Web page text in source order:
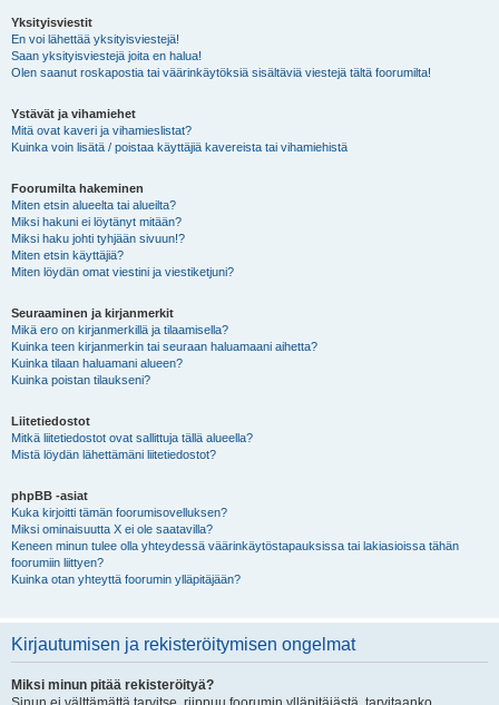
Yksityisviestit
En voi lähettää yksityisviestejä!
Saan yksityisviestejä joita en halua!
Olen saanut roskapostia tai väärinkäytöksiä sisältäviä viestejä tältä foorumilta!
Ystävät ja vihamiehet
Mitä ovat kaveri ja vihamieslistat?
Kuinka voin lisätä / poistaa käyttäjiä kavereista tai vihamiehistä
Foorumilta hakeminen
Miten etsin alueelta tai alueilta?
Miksi hakuni ei löytänyt mitään?
Miksi haku johti tyhjään sivuun!?
Miten etsin käyttäjiä?
Miten löydän omat viestini ja viestiketjuni?
Seuraaminen ja kirjanmerkit
Mikä ero on kirjanmerkillä ja tilaamisella?
Kuinka teen kirjanmerkin tai seuraan haluamaani aihetta?
Kuinka tilaan haluamani alueen?
Kuinka poistan tilaukseni?
Liitetiedostot
Mitkä liitetiedostot ovat sallittuja tällä alueella?
Mistä löydän lähettämäni liitetiedostot?
phpBB -asiat
Kuka kirjoitti tämän foorumisovelluksen?
Miksi ominaisuutta X ei ole saatavilla?
Keneen minun tulee olla yhteydessä väärinkäytöstapauksissa tai lakiasioissa tähän
foorumiin liittyen?
Kuinka otan yhteyttä foorumin ylläpitäjään?
Kirjautumisen ja rekisteröitymisen ongelmat
Miksi minun pitää rekisteröityä?